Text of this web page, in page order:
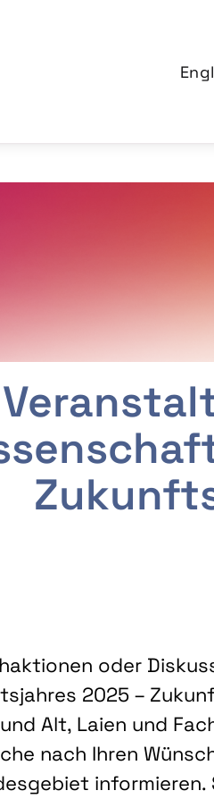
oder
2025 –
Alt, Laien und
nach Ihren